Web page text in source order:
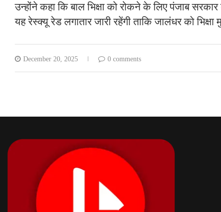
उन्होंने कहा कि बाल भिक्षा को रोकने के लिए पंजाब
यह रेस्क्यू रेड लगातार जारी रहेंगी ताकि जालंधर को
December 20, 2025 0 comments